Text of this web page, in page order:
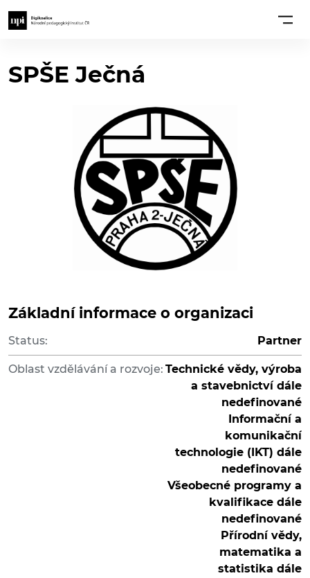
SPŠE Ječná
Základní informace o organizaci
Status: Partner
Oblast vzdělávání a rozvoje: Technické vědy, výroba
a stavebnictví dále
nedefinované
Informační a
komunikační
technologie (IKT) dále
nedefinované
Všeobecné programy a
kvalifikace dále
nedefinované
Přírodní vědy,
matematika a
statistika dále